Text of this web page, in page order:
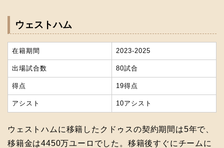
ウェストハム
在籍期間 2023‐2025
出場試合数 80試合
得点 19得点
アシスト 10アシスト
ウェストハムに移籍したクドゥスの契約期間は5年で、
移籍金は4450万ユーロでした。移籍後すぐにチームに